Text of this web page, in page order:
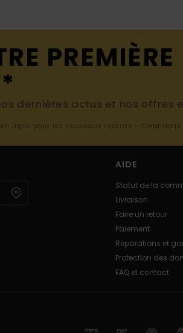
PREMIÈRE
dernières actus et nos offres
ligne pour les nouveaux inscrits -
AIDE
Statut de la
Livraison
Faire un retour
Paiement
Réparations et
Protection des
FAQ et contact